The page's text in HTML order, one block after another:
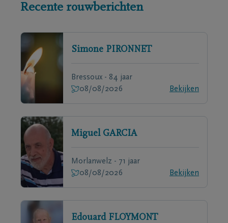
Recente rouwberichten
Simone PIRONNET
Bressoux - 84 jaar
08/08/2026
Bekijken
Miguel GARCIA
Morlanwelz - 71 jaar
08/08/2026
Bekijken
Edouard FLOYMONT